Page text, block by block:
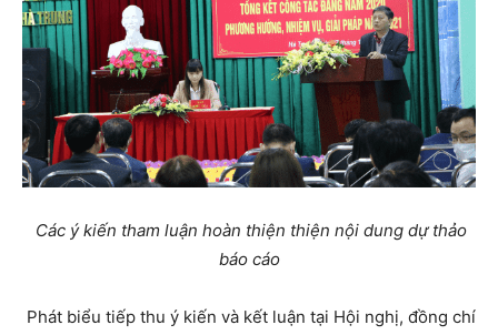
Các ý kiến tham luận hoàn thiện thiện nội dung dự thảo
báo cáo
Phát biểu tiếp thu ý kiến và kết luận tại Hội nghị, đồng chí